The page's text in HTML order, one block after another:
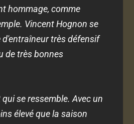
hommage, comme
Vincent Hognon se
très défensif
de très bonnes
qui se ressemble. Avec un
élevé que la saison